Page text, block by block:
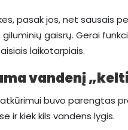
pasak jos, net sausais
gaisrų. Gerai
laikotarpiais.
vandenį
buvo parengtas
ir kiek kils vandens lygis.